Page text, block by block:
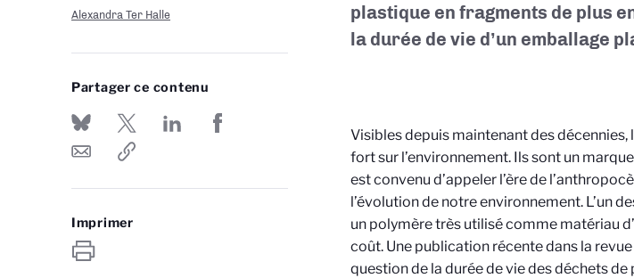
Alexandra Ter Halle
Partager ce contenu
Imprimer
plastique en fragments de plus
la durée de vie d’un emballage
Visibles depuis maintenant des
fort sur l’environnement. Ils sont un
est convenu d’appeler l’ère de
l’évolution de notre environnement. L’un
un polymère très utilisé comme matériau
coût. Une publication récente dans la
question de la durée de vie des déchets